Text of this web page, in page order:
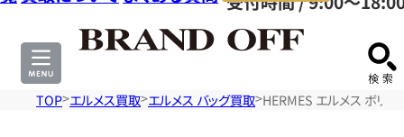
0120604117
サ
TOP エルメス買取 エルメス バッグ買取 HERMES エルメス ボリ